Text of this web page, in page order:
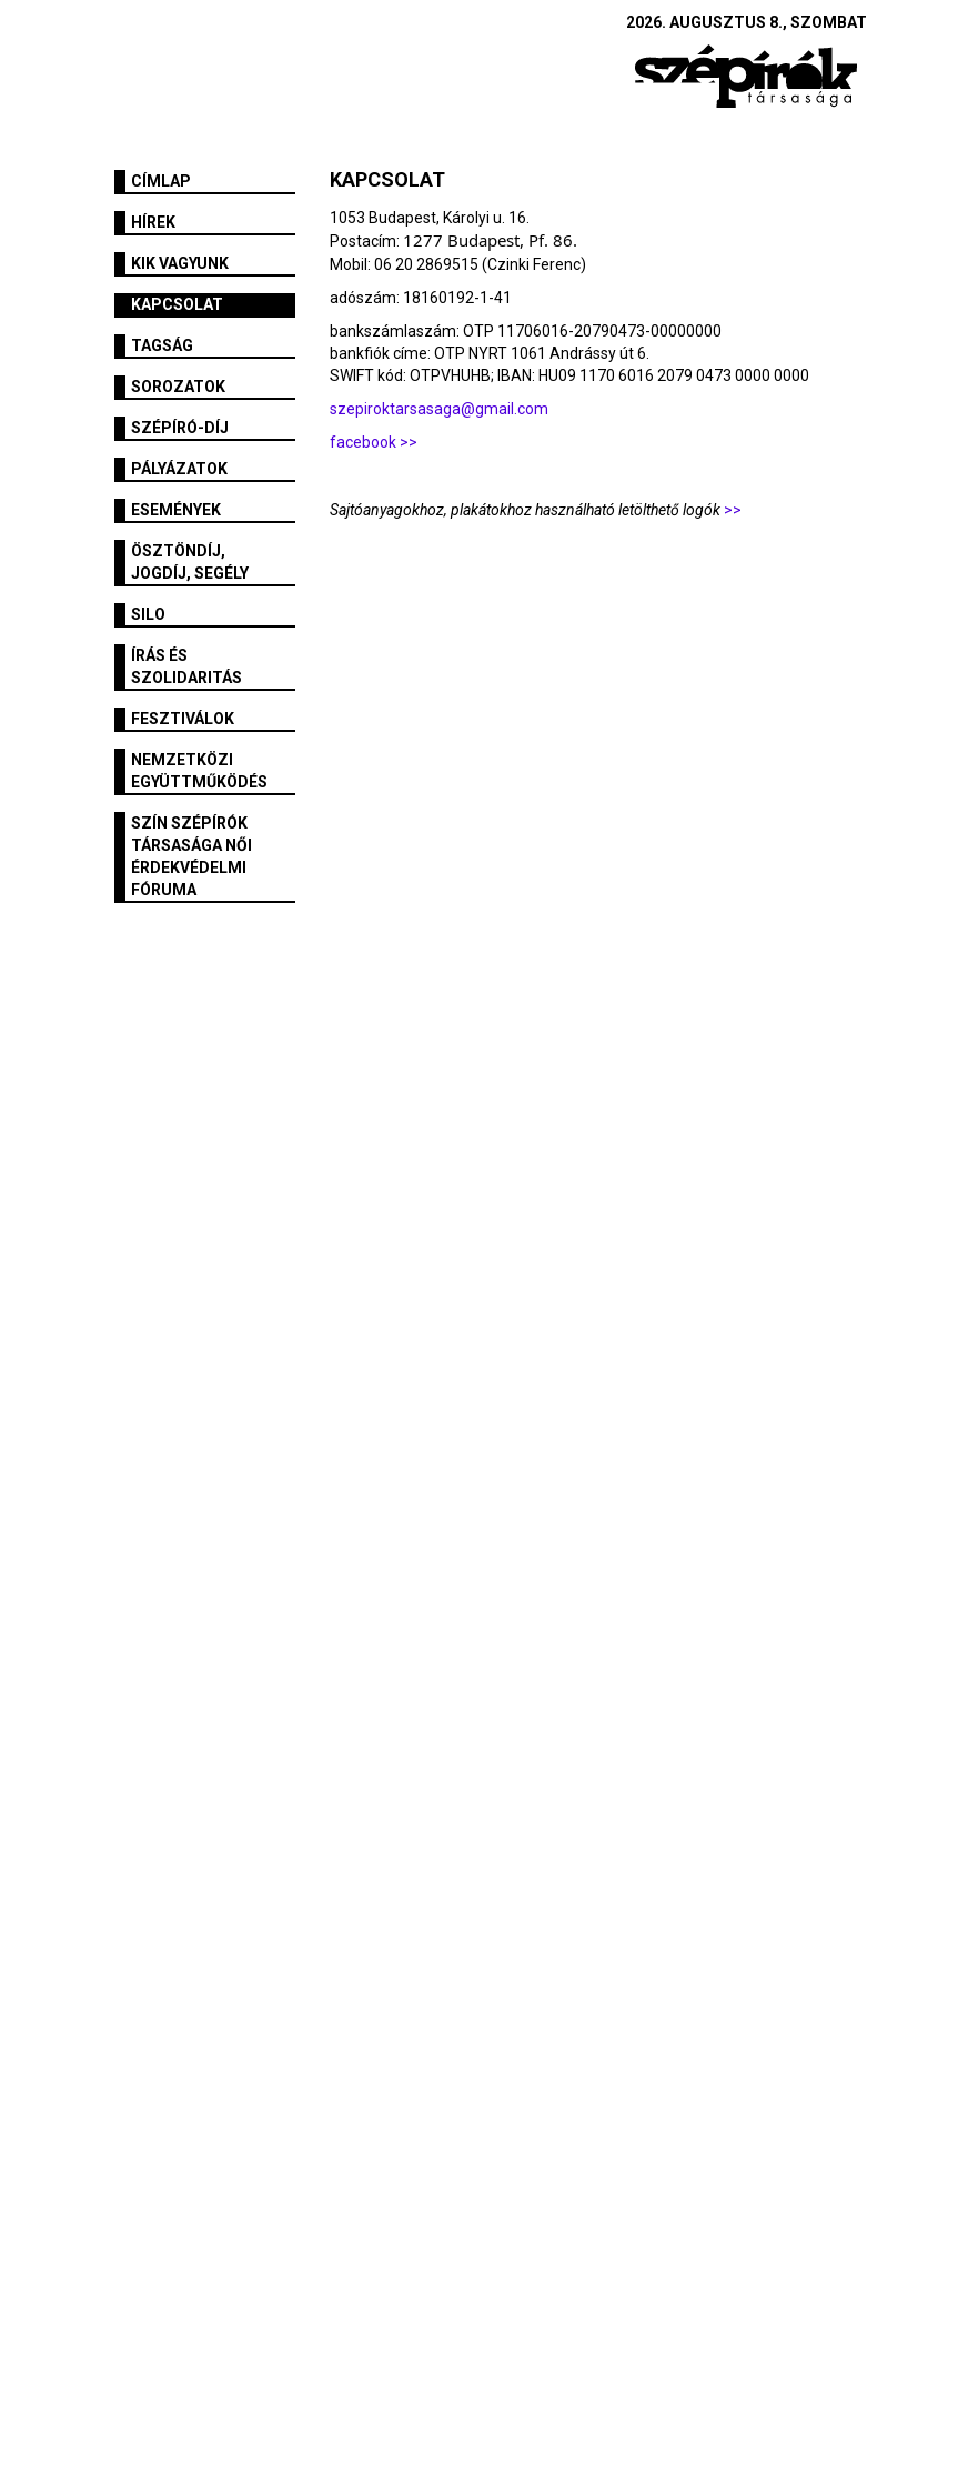
2026. AUGUSZTUS 8., SZOMBAT
CÍMLAP
HÍREK
KIK VAGYUNK
KAPCSOLAT
TAGSÁG
SOROZATOK
SZÉPÍRÓ-DÍJ
PÁLYÁZATOK
ESEMÉNYEK
ÖSZTÖNDÍJ,
JOGDÍJ, SEGÉLY
SILO
ÍRÁS ÉS
SZOLIDARITÁS
FESZTIVÁLOK
NEMZETKÖZI
EGYÜTTMŰKÖDÉS
SZÍN SZÉPÍRÓK
TÁRSASÁGA NŐI
ÉRDEKVÉDELMI
FÓRUMA
KAPCSOLAT
1053 Budapest, Károlyi u. 16.
Postacím: 1277 Budapest, Pf. 86.
Mobil: 06 20 2869515 (Czinki Ferenc)
adószám: 18160192-1-41
bankszámlaszám: OTP 11706016-20790473-00000000
bankfiók címe: OTP NYRT 1061 Andrássy út 6.
SWIFT kód: OTPVHUHB; IBAN: HU09 1170 6016 2079 0473 0000 0000
szepiroktarsasaga@gmail.com
facebook >>
Sajtóanyagokhoz, plakátokhoz használható letölthető logók >>